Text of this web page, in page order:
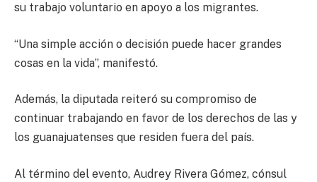
su trabajo voluntario en apoyo a los migrantes.
“Una simple acción o decisión puede hacer grandes
cosas en la vida”, manifestó.
Además, la diputada reiteró su compromiso de
continuar trabajando en favor de los derechos de las y
los guanajuatenses que residen fuera del país.
Al término del evento, Audrey Rivera Gómez, cónsul